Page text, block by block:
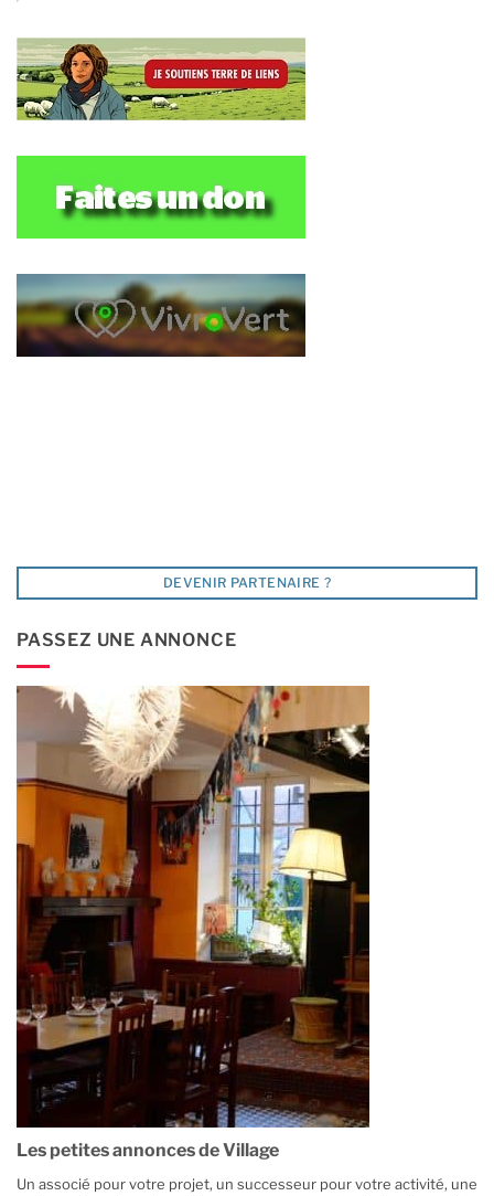
DEVENIR PARTENAIRE ?
PASSEZ UNE ANNONCE
Les petites annonces de Village
Un associé pour votre projet, un successeur pour votre activité, une